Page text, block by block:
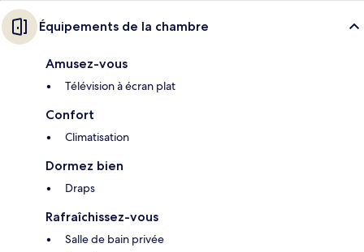
Équipements de la chambre
Amusez-vous
Télévision à écran plat
Confort
Climatisation
Dormez bien
Draps
Rafraîchissez-vous
Salle de bain privée